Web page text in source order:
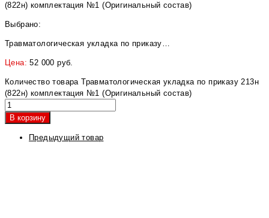
(822н) комплектация №1 (Оригинальный состав)
Выбрано:
Травматологическая укладка по приказу…
Цена:52 000 руб.
Количество товара Травматологическая укладка по приказу 213н
(822н) комплектация №1 (Оригинальный состав)
В корзину
Предыдущий товар